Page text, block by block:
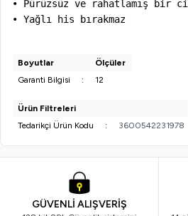
• Pürüzsüz ve rahatlamış bir
• Yağlı his bırakmaz
Boyutlar
Ölçüler
Garanti Bilgisi
: 12
Ürün Filtreleri
Tedarikçi Ürün Kodu
: 3600542231978
GÜVENLİ ALIŞVERİŞ